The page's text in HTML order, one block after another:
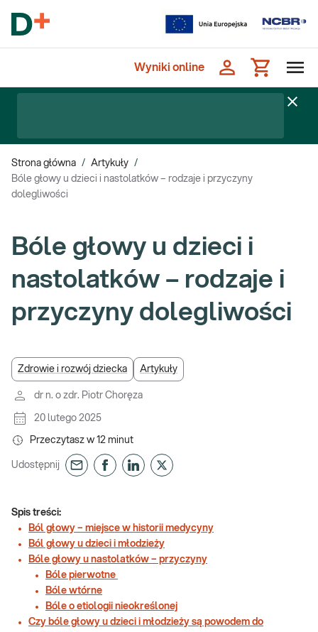
Wyniki online
Strona główna / Artykuły /
Bóle głowy u dzieci i nastolatków – rodzaje i przyczyny
dolegliwości
Bóle głowy u dzieci i
nastolatków – rodzaje i
przyczyny dolegliwości
Zdrowie i rozwój dziecka Artykuły
dr n. o zdr. Piotr Choręza
20 lutego 2025
Przeczytasz w 12 minut
Udostępnij
Spis treści:
Ból głowy – miejsce w historii medycyny
Ból głowy u dzieci i młodzieży
Bóle głowy u nastolatków – przyczyny
Bóle pierwotne
Bóle wtórne
Bóle o etiologii nieokreślonej
Czy bóle głowy u dzieci i młodzieży są powodem do